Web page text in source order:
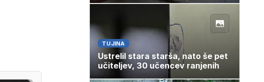
TUJINA
Ustrelil stara starša, nato še pet
učiteljev, 30 učencev ranjenih